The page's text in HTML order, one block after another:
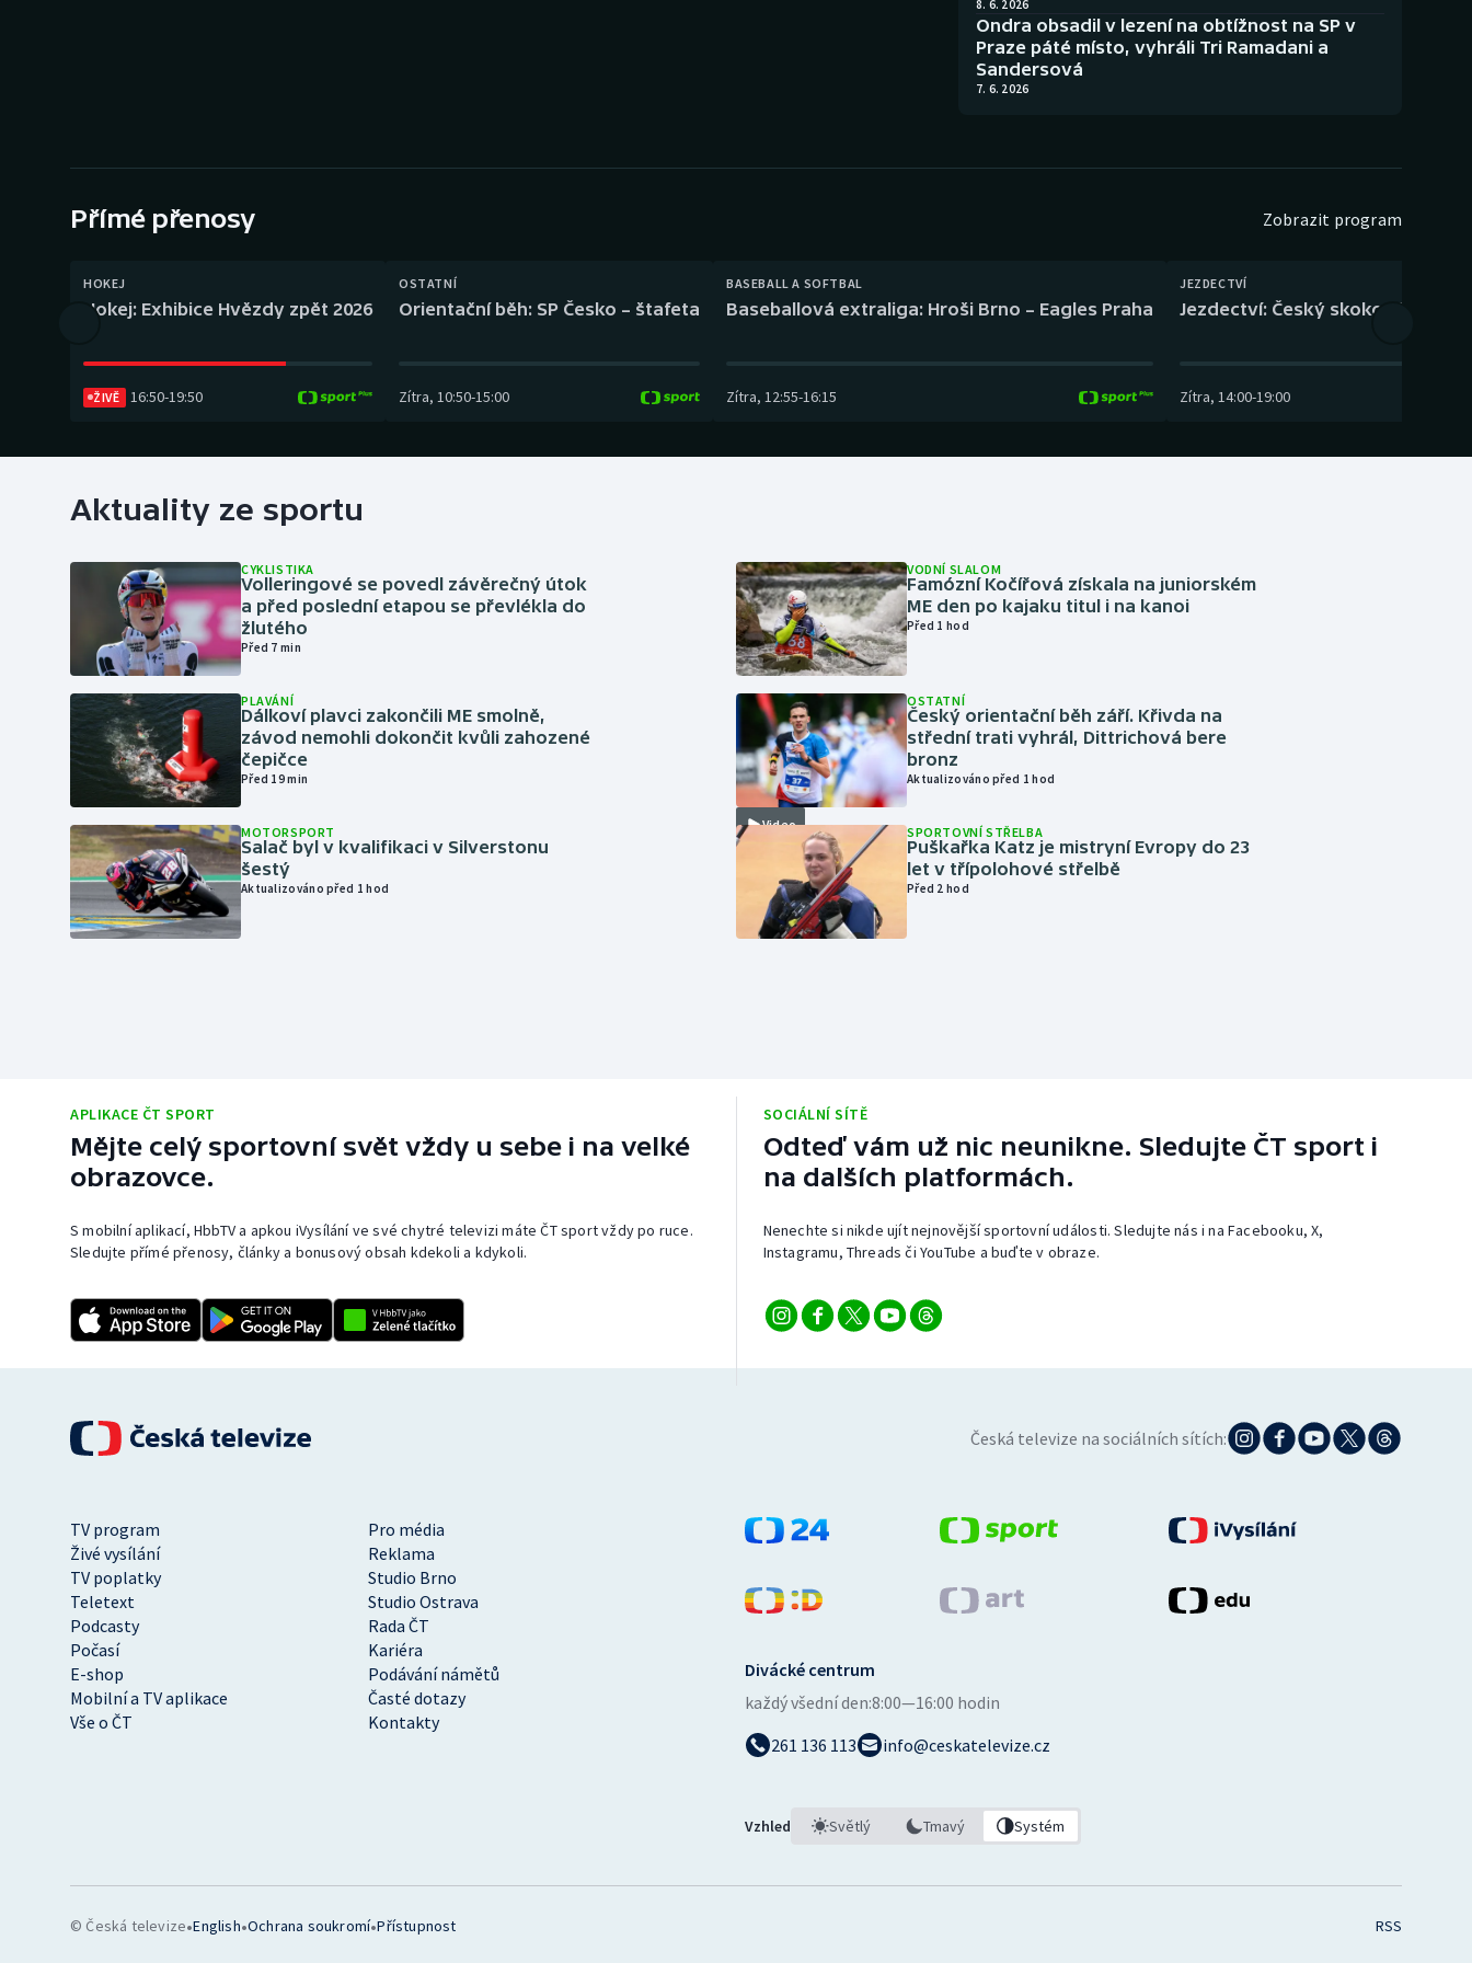
Futsal Parasport Volejbal
8. 6. 2026
Ondra obsadil v lezení na obtížnost na SP v
Praze páté místo, vyhráli Tri Ramadani a
Sandersová
7. 6. 2026
Přímé přenosy Zobrazit program
HOKEJ
Hokej: Exhibice Hvězdy zpět 2026
ŽIVĚ 16:50-19:50
OSTATNÍ
Orientační běh: SP Česko – štafeta
Zítra, 10:50-15:00
BASEBALL A SOFTBAL
Baseballová extraliga: Hroši Brno – Eagles Praha
Zítra, 12:55-16:15
JEZDECTVÍ
Jezdectví: Český skokový pohár
Zítra, 14:00-19:00
Aktuality ze sportu
CYKLISTIKA
Volleringové se povedl závěrečný útok
a před poslední etapou se převlékla do
žlutého
Před 7 min
PLAVÁNÍ
Dálkoví plavci zakončili ME smolně,
závod nemohli dokončit kvůli zahozené
čepičce
Před 19 min
MOTORSPORT
Salač byl v kvalifikaci v Silverstonu
šestý
Aktualizováno před 1 hod
VODNÍ SLALOM
Famózní Kočířová získala na juniorském
ME den po kajaku titul i na kanoi
Před 1 hod
Video
OSTATNÍ
Český orientační běh září. Křivda na
střední trati vyhrál, Dittrichová bere
bronz
Aktualizováno před 1 hod
SPORTOVNÍ STŘELBA
Puškařka Katz je mistryní Evropy do 23
let v třípolohové střelbě
Před 2 hod
APLIKACE ČT SPORT
Mějte celý sportovní svět vždy u sebe i na velké
obrazovce.
S mobilní aplikací, HbbTV a apkou iVysílání ve své chytré televizi máte ČT sport vždy po ruce.
Sledujte přímé přenosy, články a bonusový obsah kdekoli a kdykoli.
SOCIÁLNÍ SÍTĚ
Odteď vám už nic neunikne. Sledujte ČT sport i
na dalších platformách.
Nenechte si nikde ujít nejnovější sportovní události. Sledujte nás i na Facebooku, X,
Instagramu, Threads či YouTube a buďte v obraze.
Česká televize na sociálních sítích:
TV program
Pro média
Živé vysílání
Reklama
TV poplatky
Studio Brno
Teletext
Studio Ostrava
Podcasty
Rada ČT
Počasí
Kariéra
E-shop
Podávání námětů
Mobilní a TV aplikace
Časté dotazy
Vše o ČT
Kontakty
Divácké centrum
každý všední den:8:00—16:00 hodin
261 136 113
info@ceskatelevize.cz
Vzhled Světlý Tmavý Systém
© Česká televize•English•Ochrana soukromí•Přístupnost RSS